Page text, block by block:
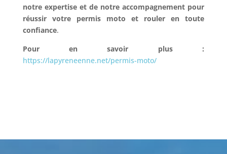
notre expertise et de notre accompagnement pour
réussir votre permis moto et rouler en toute
confiance.
Pour en savoir plus :
https://lapyreneenne.net/permis-moto/